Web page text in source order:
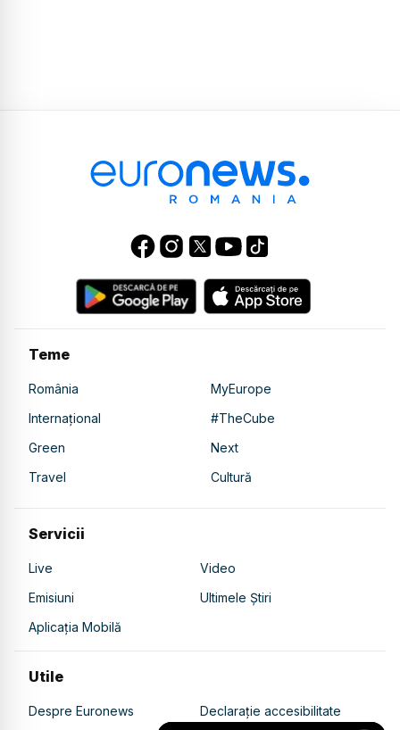
Teme
România
MyEurope
Internațional
#TheCube
Green
Next
Travel
Cultură
Servicii
Live
Video
Emisiuni
Ultimele Știri
Aplicația Mobilă
Utile
Despre Euronews Declarație accesibilitate